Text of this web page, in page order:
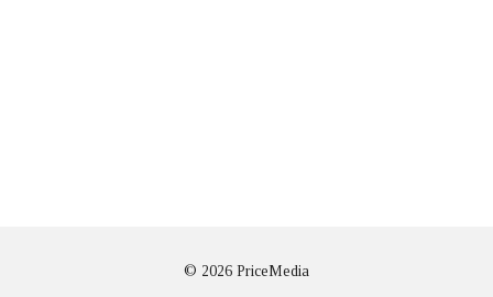
© 2026 PriceMedia